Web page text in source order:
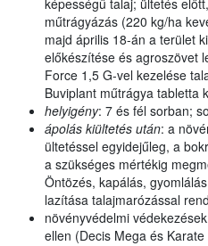
képességű talaj; ültetés
műtrágyázás (220 kg/ha
majd április 18-án a terület
előkészítése és agroszövet
Force 1,5 G-vel kezelése
Buviplant műtrágya tabletta
helyigény: 7 és fél sorban;
ápolás kiültetés után: a
ültetéssel egyidejűleg, a
a szükséges mértékig
Öntözés, kapálás,
lazítása talajmarózással
növényvédelmi
ellen (Decis Mega és